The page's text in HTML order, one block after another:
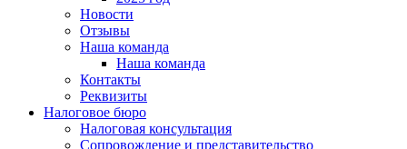
Новости
Отзывы
Наша команда
Наша команда
Контакты
Реквизиты
Налоговое бюро
Налоговая консультация
Cопровождение и представительство